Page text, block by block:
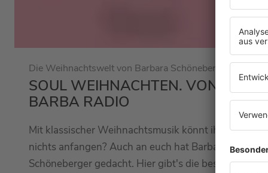
Die Weihnachtswelt von Barbara Schöneberger
SOUL WEIHNACHTEN. VON
BARBA RADIO
Mit klassischer Weihnachtsmusik könnt ihr
nichts anfangen? Auch an euch hat Barbara
Schöneberger gedacht. Hier gibt's die beste